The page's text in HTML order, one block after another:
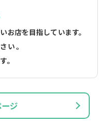
ジ
お店を目指しています。
い 。
。